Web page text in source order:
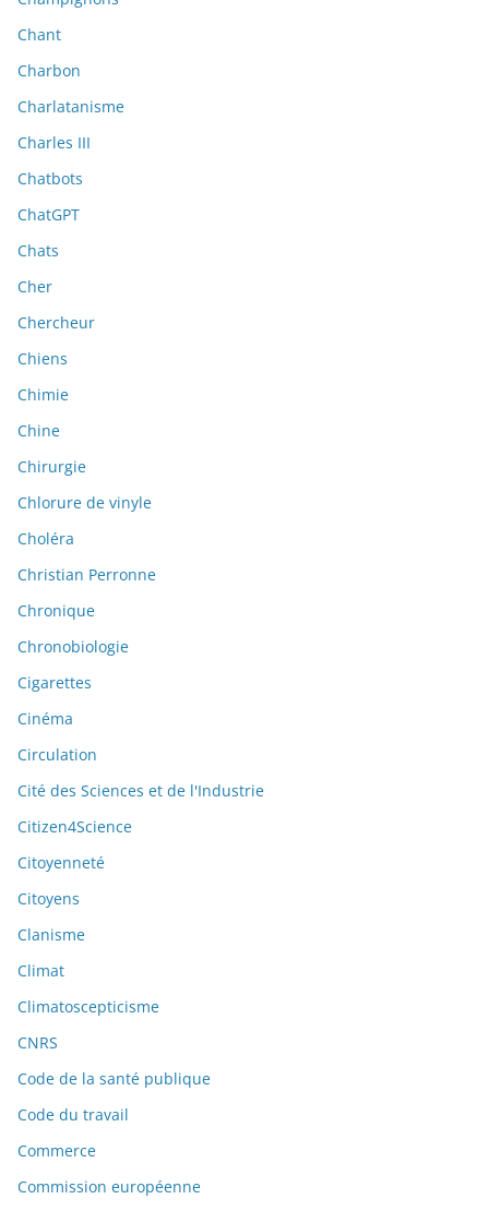
Chant
Charbon
Charlatanisme
Charles III
Chatbots
ChatGPT
Chats
Cher
Chercheur
Chiens
Chimie
Chine
Chirurgie
Chlorure de vinyle
Choléra
Christian Perronne
Chronique
Chronobiologie
Cigarettes
Cinéma
Circulation
Cité des Sciences et de l'Industrie
Citizen4Science
Citoyenneté
Citoyens
Clanisme
Climat
Climatoscepticisme
CNRS
Code de la santé publique
Code du travail
Commerce
Commission européenne